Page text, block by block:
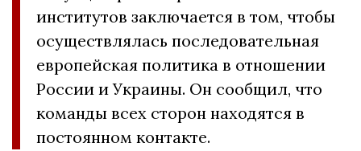
институтов заключается в том, чтобы
осуществлялась последовательная
европейская политика в отношении
России и Украины. Он сообщил, что
команды всех сторон находятся в
постоянном контакте.